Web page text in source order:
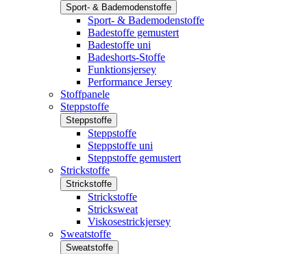
Sport- & Bademodenstoffe
Sport- & Bademodenstoffe
Badestoffe gemustert
Badestoffe uni
Badeshorts-Stoffe
Funktionsjersey
Performance Jersey
Stoffpanele
Steppstoffe
Steppstoffe
Steppstoffe
Steppstoffe uni
Steppstoffe gemustert
Strickstoffe
Strickstoffe
Strickstoffe
Stricksweat
Viskosestrickjersey
Sweatstoffe
Sweatstoffe